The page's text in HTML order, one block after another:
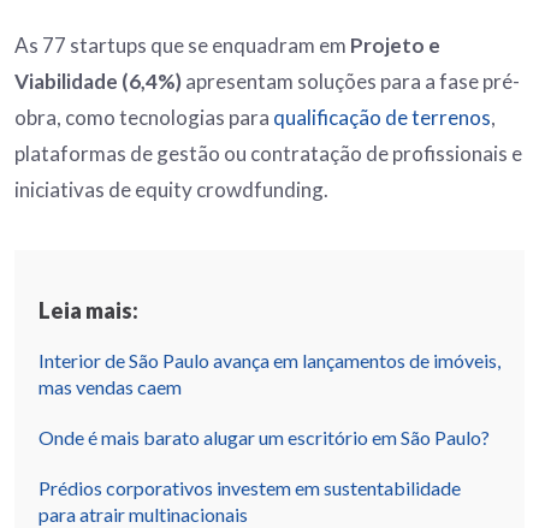
As 77 startups que se enquadram em Projeto e
Viabilidade (6,4%)apresentam soluções para a fase pré-
obra, como tecnologias para qualificação de terrenos,
plataformas de gestão ou contratação de profissionais e
iniciativas de equity crowdfunding.
Leia mais:
Interior de São Paulo avança em lançamentos de imóveis,
mas vendas caem
Onde é mais barato alugar um escritório em São Paulo?
Prédios corporativos investem em sustentabilidade
para atrair multinacionais